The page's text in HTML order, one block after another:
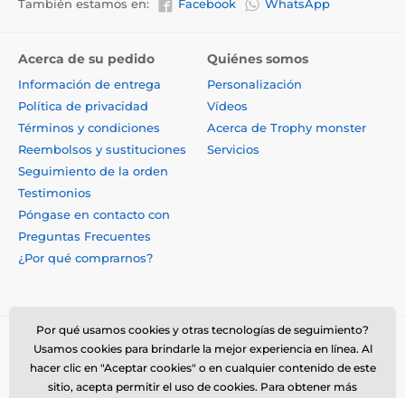
También estamos en: Facebook WhatsApp
Acerca de su pedido
Información de entrega
Política de privacidad
Términos y condiciones
Reembolsos y sustituciones
Seguimiento de la orden
Testimonios
Póngase en contacto con
Preguntas Frecuentes
¿Por qué comprarnos?
Quiénes somos
Personalización
Vídeos
Acerca de Trophy monster
Servicios
Por qué usamos cookies y otras tecnologías de seguimiento?
Usamos cookies para brindarle la mejor experiencia en línea. Al
hacer clic en "Aceptar cookies" o en cualquier contenido de este
sitio, acepta permitir el uso de cookies. Para obtener más